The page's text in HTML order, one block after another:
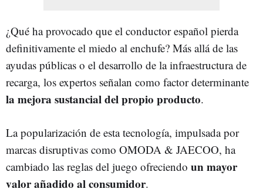
¿Qué ha provocado que el conductor español pierda
definitivamente el miedo al enchufe? Más allá de las
ayudas públicas o el desarrollo de la infraestructura de
recarga, los expertos señalan como factor determinante
la mejora sustancial del propio producto.
La popularización de esta tecnología, impulsada por
marcas disruptivas como OMODA & JAECOO, ha
cambiado las reglas del juego ofreciendo un mayor
valor añadido al consumidor.